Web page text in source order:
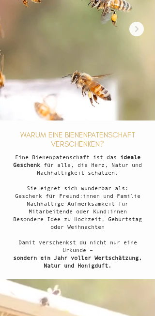
WARUM EINE BIENENPATENSCHAFT
VERSCHENKEN?
Eine Bienenpatenschaft ist das
ideale
Geschenk für alle, die Herz, Natur und
Nachhaltigkeit schätzen.
Sie eignet sich wunderbar als:
Geschenk für Freund:innen und Familie
Nachhaltige Aufmerksamkeit für
Mitarbeitende oder Kund:innen
Besondere Idee zu Hochzeit, Geburtstag
oder Weihnachten
Damit verschenkst du nicht nur eine
Urkunde –
sondern ein Jahr voller Wertschätzung,
Natur und Honigduft.